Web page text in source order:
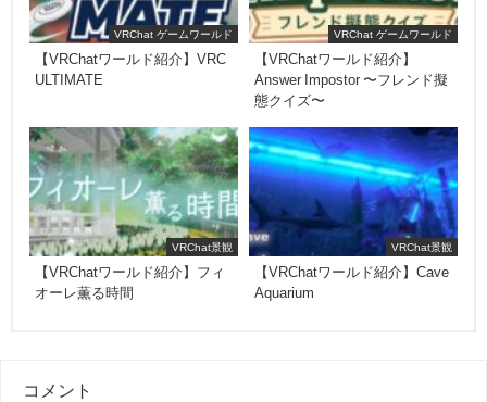
VRChat ゲームワールド
【VRChatワールド紹介】VRC
ULTIMATE
VRChat ゲームワールド
【VRChatワールド紹介】
Answer Impostor 〜フレンド擬
態クイズ〜
VRChat景観
【VRChatワールド紹介】フィ
オーレ薫る時間
VRChat景観
【VRChatワールド紹介】Cave
Aquarium
コメント